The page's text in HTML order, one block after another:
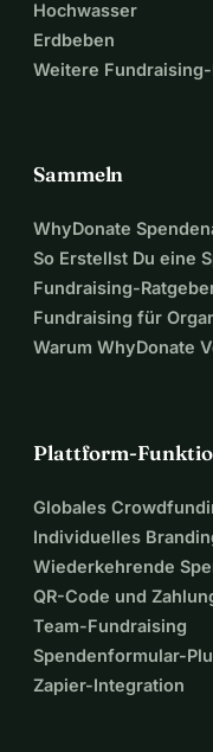
Hochwasser
Erdbeben
Weitere
Sammeln
WhyDonate
So Erstellst Du eine
Fundraising-
Fundraising für
Warum WhyDonate
Plattform-
Globales
Individuelles
Wiederkehrende
QR-Code und
Team-Fundraising
Spendenformular-
Zapier-Integration